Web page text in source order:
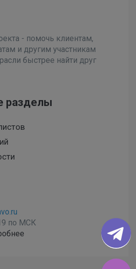
- помочь клиентам,
и другим участникам
быстрее найти друг
разделы
по МСК